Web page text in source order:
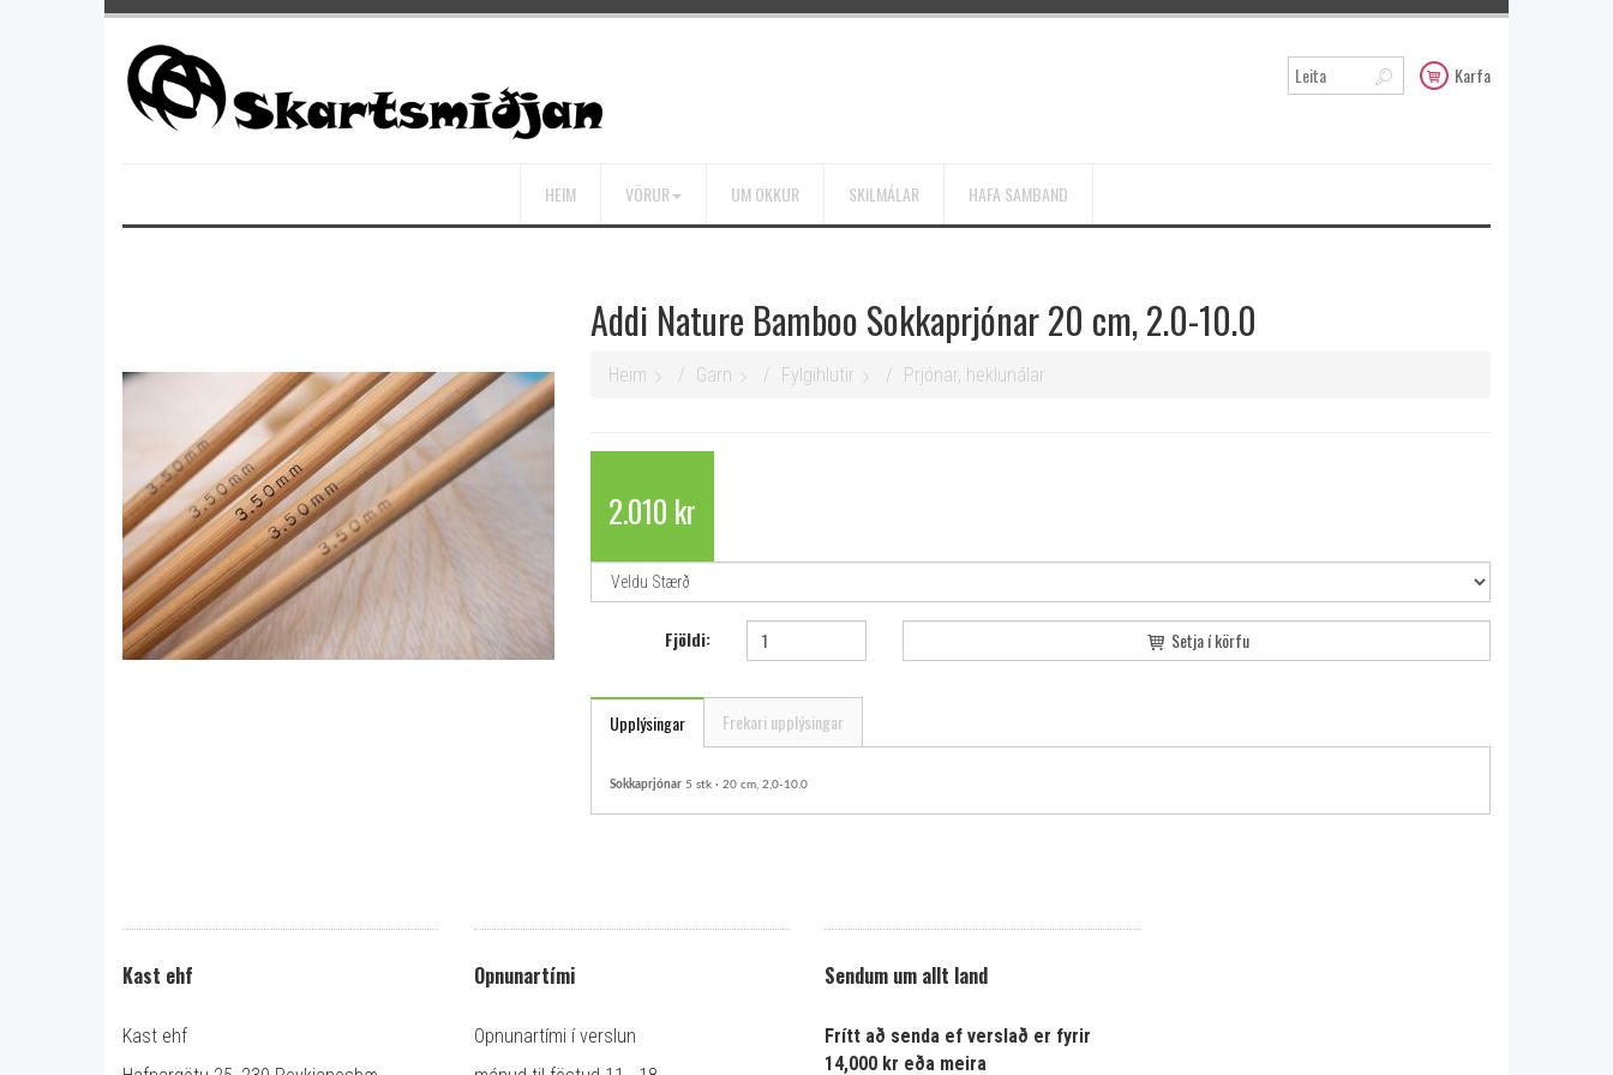
Karfa
HEIM VÖRUR UM OKKUR SKILMÁLAR HAFA SAMBAND
Addi Nature Bamboo Sokkaprjónar 20 cm, 2.0-10.0
Heim Garn Fylgihlutir Prjónar, heklunálar
2.010 kr
Fjöldi: Setja í körfu
Upplýsingar Frekari upplýsingar
Sokkaprjónar 5 stk · 20 cm, 2,0-10.0
Kast ehf
Kast ehf
Opnunartími
Opnunartími í verslun
Sendum um allt land
Frítt að senda ef verslað er fyrir
14,000 kr eða meira